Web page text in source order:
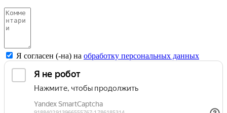
Я согласен (-на) на обработку персональных данных